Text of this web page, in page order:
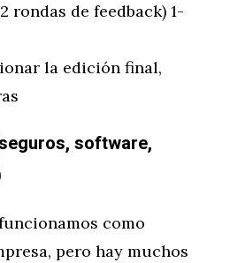
rondas de feedback) 1-
la edición final,
software,
como
pero hay muchos